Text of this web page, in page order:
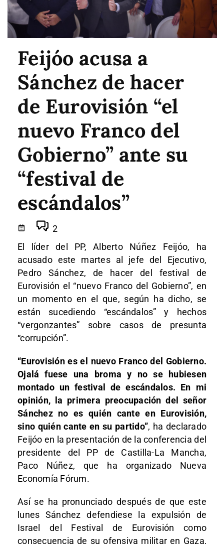
Feijóo acusa a
Sánchez de hacer
de Eurovisión “el
nuevo Franco del
Gobierno” ante su
“festival de
escándalos”
2
El líder del PP, Alberto Núñez Feijóo, ha
acusado este martes al jefe del Ejecutivo,
Pedro Sánchez, de hacer del festival de
Eurovisión el “nuevo Franco del Gobierno”, en
un momento en el que, según ha dicho, se
están sucediendo “escándalos” y hechos
“vergonzantes” sobre casos de presunta
“corrupción”.
“Eurovisión es el nuevo Franco del Gobierno.
Ojalá fuese una broma y no se hubiesen
montado un festival de escándalos. En mi
opinión, la primera preocupación del señor
Sánchez no es quién cante en Eurovisión,
sino quién cante en su partido”, ha declarado
Feijóo en la presentación de la conferencia del
presidente del PP de Castilla-La Mancha,
Paco Núñez, que ha organizado Nueva
Economía Fórum.
Así se ha pronunciado después de que este
lunes Sánchez defendiese la expulsión de
Israel del Festival de Eurovisión como
consecuencia de su ofensiva militar en Gaza,